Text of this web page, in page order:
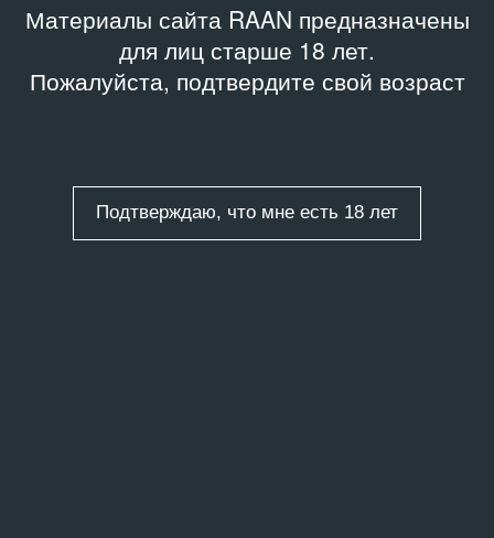
Материалы сайта RAAN предназначены
для лиц старше 18 лет.
Пожалуйста, подтвердите свой возраст
Подтверждаю, что мне есть 18 лет